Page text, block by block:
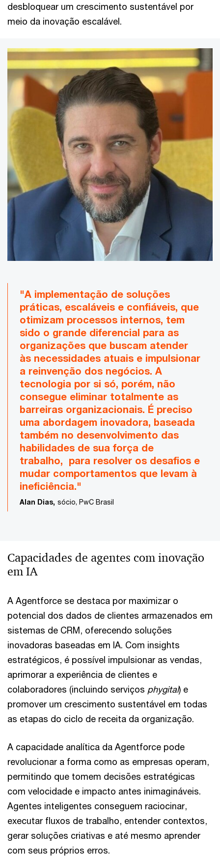
desbloquear um crescimento sustentável por
meio da inovação escalável.
"A implementação de soluções
práticas, escaláveis e confiáveis, que
otimizam processos internos, tem
sido o grande diferencial para as
organizações que buscam atender
às necessidades atuais e impulsionar
a reinvenção dos negócios. A
tecnologia por si só, porém, não
consegue eliminar totalmente as
barreiras organizacionais. É preciso
uma abordagem inovadora, baseada
também no desenvolvimento das
habilidades de sua força de
trabalho, para resolver os desafios e
mudar comportamentos que levam à
ineficiência."
Alan Dias, sócio, PwC Brasil
Capacidades de agentes com inovação
em IA
A Agentforce se destaca por maximizar o
potencial dos dados de clientes armazenados em
sistemas de CRM, oferecendo soluções
inovadoras baseadas em IA. Com insights
estratégicos, é possível impulsionar as vendas,
aprimorar a experiência de clientes e
colaboradores (incluindo serviços phygital) e
promover um crescimento sustentável em todas
as etapas do ciclo de receita da organização.
A capacidade analítica da Agentforce pode
revolucionar a forma como as empresas operam,
permitindo que tomem decisões estratégicas
com velocidade e impacto antes inimagináveis.
Agentes inteligentes conseguem raciocinar,
executar fluxos de trabalho, entender contextos,
gerar soluções criativas e até mesmo aprender
com seus próprios erros.